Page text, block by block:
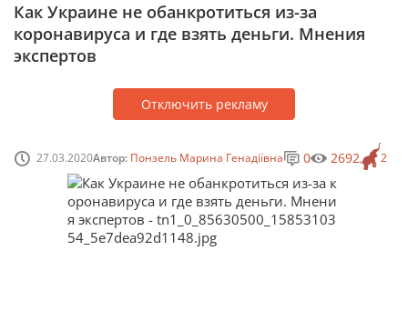
Как Украине не обанкротиться из-за
коронавируса и где взять деньги. Мнения
экспертов
Отключить рекламу
27.03.2020Автор: Понзель Марина Генадіївна 2
0 2692